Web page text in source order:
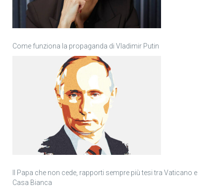
Come funziona la propaganda di Vladimir Putin
Il Papa che non cede, rapporti sempre più tesi tra Vaticano e
Casa Bianca